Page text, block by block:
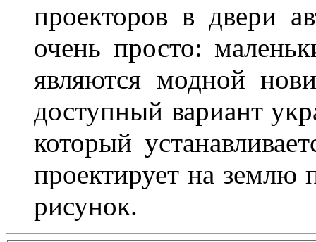
проекторов в двери
очень просто:
являются модной
доступный вариант
который
проектирует на землю
рисунок.